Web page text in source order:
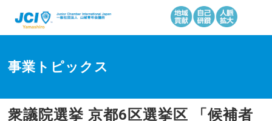
事業トピックス
衆議院選挙 京都6区選挙区 「候補者